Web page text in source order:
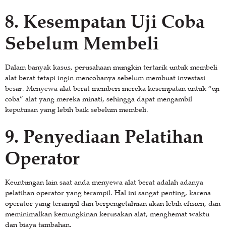
8. Kesempatan Uji Coba
Sebelum Membeli
Dalam banyak kasus, perusahaan mungkin tertarik untuk membeli
alat berat tetapi ingin mencobanya sebelum membuat investasi
besar. Menyewa alat berat memberi mereka kesempatan untuk “uji
coba” alat yang mereka minati, sehingga dapat mengambil
keputusan yang lebih baik sebelum membeli.
9. Penyediaan Pelatihan
Operator
Keuntungan lain saat anda menyewa alat berat adalah adanya
pelatihan operator yang terampil. Hal ini sangat penting, karena
operator yang terampil dan berpengetahuan akan lebih efisien, dan
meminimalkan kemungkinan kerusakan alat, menghemat waktu
dan biaya tambahan.